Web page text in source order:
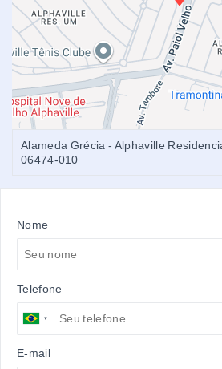
Alameda Grécia - Alphaville
06474-010
Nome
Telefone
E-mail